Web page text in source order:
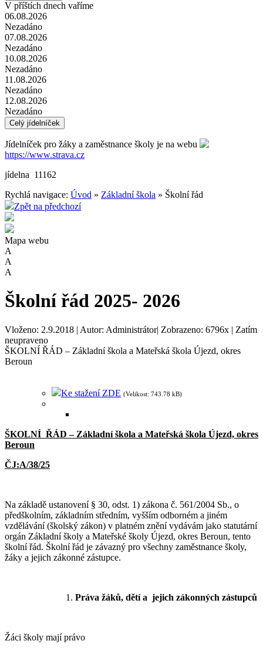
V příštích dnech vaříme
06.08.2026
Nezadáno
07.08.2026
Nezadáno
10.08.2026
Nezadáno
11.08.2026
Nezadáno
12.08.2026
Nezadáno
Celý jídelníček
Jídelníček pro žáky a zaměstnance školy je na webu
https://www.strava.cz
jídelna 11162
Rychlá navigace: Úvod » Základní škola » Školní řád
Zpět na předchozí
Mapa webu
A
A
A
Školní řád 2025- 2026
Vloženo: 2.9.2018 | Autor: Administrátor| Zobrazeno: 6796x | Zatím
neupraveno
ŠKOLNÍ ŘÁD – Základní škola a Mateřská škola Újezd, okres
Beroun
Ke stažení ZDE (Velikost: 743.78 kB)
ŠKOLNÍ ŘÁD – Základní škola a Mateřská škola Újezd, okres
Beroun
ČJ:A/38/25
Na základě ustanovení § 30, odst. 1) zákona č. 561/2004 Sb., o
předškolním, základním středním, vyšším odborném a jiném
vzdělávání (školský zákon) v platném znění vydávám jako statutární
orgán Základní školy a Mateřské školy Újezd, okres Beroun, tento
školní řád. Školní řád je závazný pro všechny zaměstnance školy,
žáky a jejich zákonné zástupce.
Práva žáků, dětí a jejich zákonných zástupců
Žáci školy mají právo